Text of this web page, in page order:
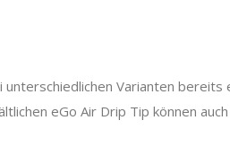
Varianten bereits
eGo Air Drip Tip können